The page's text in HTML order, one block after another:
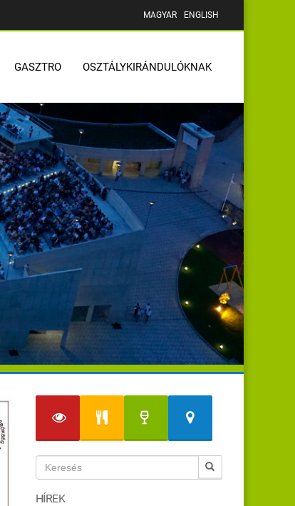
MAGYAR ENGLISH
GASZTRO OSZTÁLYKIRÁNDULÓKNAK
HÍREK